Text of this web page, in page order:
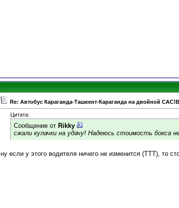
Re: Автобус Караганда-Ташкент-Караганда на двойной
Цитата:
Сообщение от Rikky
сжали кулачки на удачу! Надеюсь стоимость бокса
ну если у этого водителя ничего не изменится (ТТТ), то